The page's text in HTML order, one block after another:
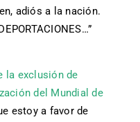
adiós a la nación.
”
la exclusión de
del Mundial de
estoy a favor de